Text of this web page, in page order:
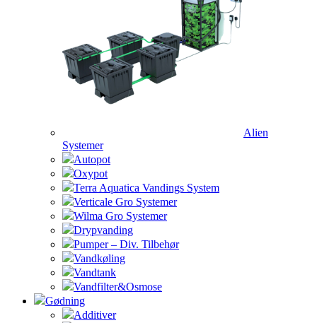
Alien
Systemer
Autopot
Oxypot
Terra Aquatica Vandings System
Verticale Gro Systemer
Wilma Gro Systemer
Drypvanding
Pumper – Div. Tilbehør
Vandkøling
Vandtank
Vandfilter&Osmose
Gødning
Additiver